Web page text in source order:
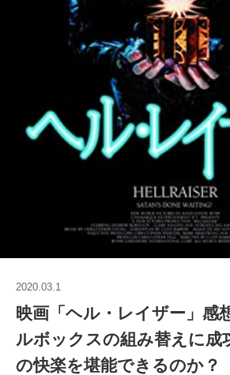
2020.03.1
映画「ヘル・レイザー」感
ルボックスの組み替えに成
の快楽を堪能できるのか？